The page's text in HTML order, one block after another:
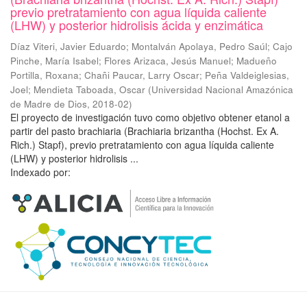
previo pretratamiento con agua líquida caliente
(LHW) y posterior hidrolisis ácida y enzimática
Díaz Viteri, Javier Eduardo; Montalván Apolaya, Pedro Saúl; Cajo
Pinche, María Isabel; Flores Arizaca, Jesús Manuel; Madueño
Portilla, Roxana; Chañi Paucar, Larry Oscar; Peña Valdeiglesias,
Joel; Mendieta Taboada, Oscar (Universidad Nacional Amazónica
de Madre de Dios, 2018-02)
El proyecto de investigación tuvo como objetivo obtener etanol a
partir del pasto brachiaria (Brachiaria brizantha (Hochst. Ex A.
Rich.) Stapf), previo pretratamiento con agua líquida caliente
(LHW) y posterior hidrolisis ...
Indexado por: